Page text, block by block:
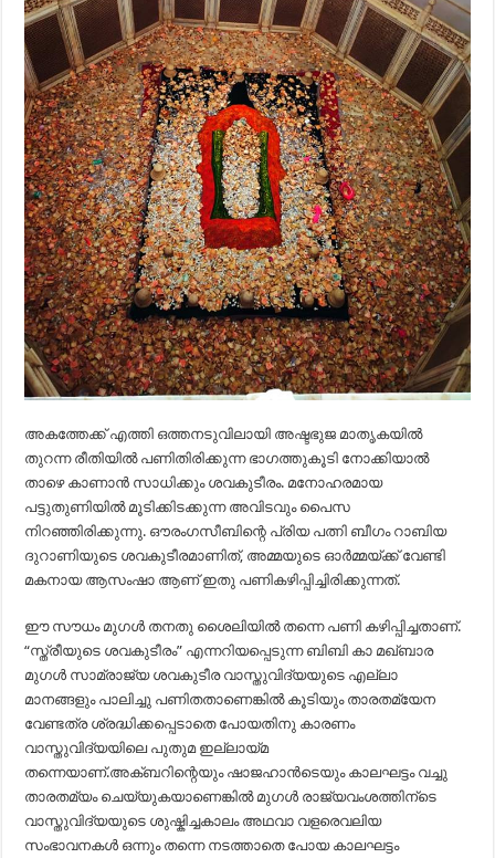
അകത്തേക്ക് എത്തി ഒത്തനടുവിലായി അഷ്ടഭുജ മാതൃകയിൽ
തുറന്ന രീതിയിൽ പണിതിരിക്കുന്ന ഭാഗത്തുകൂടി നോക്കിയാൽ
താഴെ കാണാൻ സാധിക്കും ശവകുടീരം. മനോഹരമായ
പട്ടുതുണിയിൽ മൂടിക്കിടക്കുന്ന അവിടവും പൈസ
നിറഞ്ഞിരിക്കുന്നു. ഔരംഗസീബിന്റെ പ്രിയ പത്നി ബീഗം റാബിയ
ദുറാണിയുടെ ശവകുടീരമാണിത്, അമ്മയുടെ ഓർമ്മയ്ക്ക് വേണ്ടി
മകനായ ആസംഷാ ആണ് ഇതു പണികഴിപ്പിച്ചിരിക്കുന്നത്.
ഈ സൗധം മുഗൾ തനതു ശൈലിയിൽ തന്നെ പണി കഴിപ്പിച്ചതാണ്.
“സ്ത്രീയുടെ ശവകുടീരം” എന്നറിയപ്പെടുന്ന ബിബി കാ മഖ്ബാര
മുഗൾ സാമ്രാജ്യ ശവകുടീര വാസ്തുവിദ്യയുടെ എല്ലാ
മാനങ്ങളും പാലിച്ചു പണിതതാണെങ്കിൽ കൂടിയും താരതമ്യേന
വേണ്ടത്ര ശ്രദ്ധിക്കപ്പെടാതെ പോയതിനു കാരണം
വാസ്തുവിദ്യയിലെ പുതുമ ഇല്ലായ്മ
തന്നെയാണ്.അക്ബറിന്റെയും ഷാജഹാൻടെയും കാലഘട്ടം വച്ചു
താരതമ്യം ചെയ്യുകയാണെങ്കിൽ മുഗൾ രാജ്യവംശത്തിന്ടെ
വാസ്തുവിദ്യയുടെ ശുഷ്കിച്ചകാലം അഥവാ വളരെവലിയ
സംഭാവനകൾ ഒന്നും തന്നെ നടത്താതെ പോയ കാലഘട്ടം